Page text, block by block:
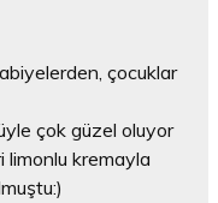
çocuklar
çok güzel oluyor
kremayla